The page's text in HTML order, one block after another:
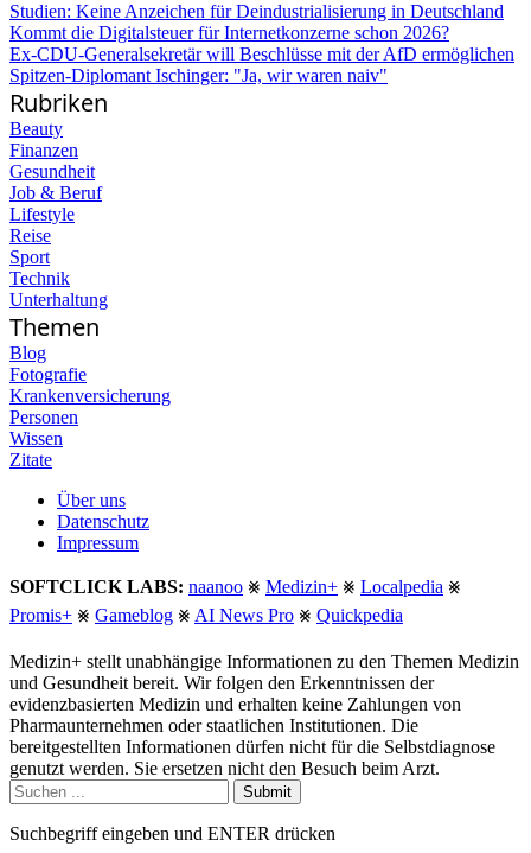
Studien: Keine Anzeichen für Deindustrialisierung in Deutschland
Kommt die Digitalsteuer für Internetkonzerne schon 2026?
Ex-CDU-Generalsekretär will Beschlüsse mit der AfD ermöglichen
Spitzen-Diplomant Ischinger: "Ja, wir waren naiv"
Rubriken
Beauty
Finanzen
Gesundheit
Job & Beruf
Lifestyle
Reise
Sport
Technik
Unterhaltung
Themen
Blog
Fotografie
Krankenversicherung
Personen
Wissen
Zitate
Über uns
Datenschutz
Impressum
SOFTCLICK LABS: naanoo ⨳ Medizin+ ⨳ Localpedia ⨳
Promis+ ⨳ Gameblog ⨳ AI News Pro ⨳ Quickpedia
Medizin+ stellt unabhängige Informationen zu den Themen Medizin
und Gesundheit bereit. Wir folgen den Erkenntnissen der
evidenzbasierten Medizin und erhalten keine Zahlungen von
Pharmaunternehmen oder staatlichen Institutionen. Die
bereitgestellten Informationen dürfen nicht für die Selbstdiagnose
genutzt werden. Sie ersetzen nicht den Besuch beim Arzt.
Submit
Suchbegriff eingeben und ENTER drücken